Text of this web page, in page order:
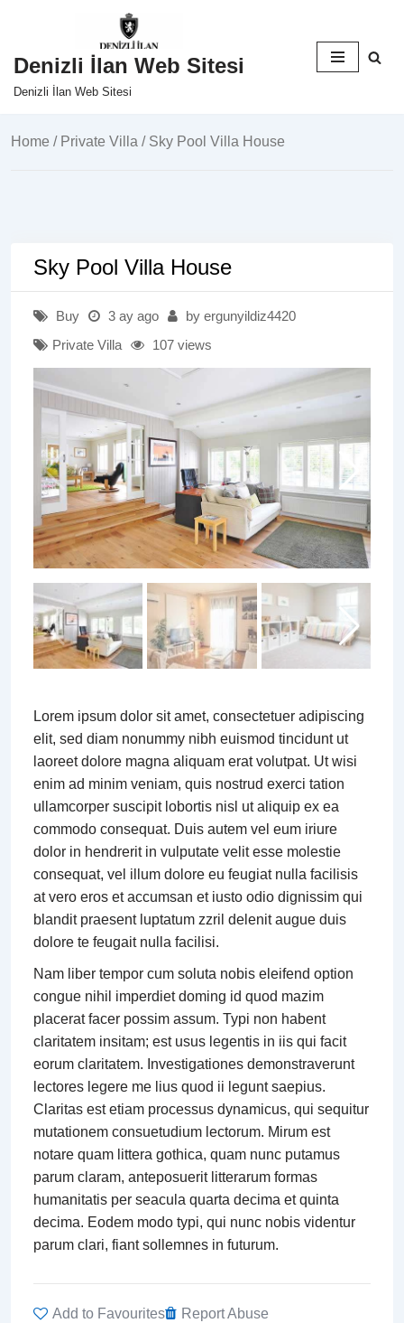
geç
Denizli İlan Web Sitesi
Denizli İlan Web Sitesi
Home / Private Villa / Sky Pool Villa House
Sky Pool Villa House
Buy 3 ay ago
by ergunyildiz4420
Private Villa
107 views
Lorem ipsum dolor sit amet, consectetuer adipiscing
elit, sed diam nonummy nibh euismod tincidunt ut
laoreet dolore magna aliquam erat volutpat. Ut wisi
enim ad minim veniam, quis nostrud exerci tation
ullamcorper suscipit lobortis nisl ut aliquip ex ea
commodo consequat. Duis autem vel eum iriure
dolor in hendrerit in vulputate velit esse molestie
consequat, vel illum dolore eu feugiat nulla facilisis
at vero eros et accumsan et iusto odio dignissim qui
blandit praesent luptatum zzril delenit augue duis
dolore te feugait nulla facilisi.
Nam liber tempor cum soluta nobis eleifend option
congue nihil imperdiet doming id quod mazim
placerat facer possim assum. Typi non habent
claritatem insitam; est usus legentis in iis qui facit
eorum claritatem. Investigationes demonstraverunt
lectores legere me lius quod ii legunt saepius.
Claritas est etiam processus dynamicus, qui sequitur
mutationem consuetudium lectorum. Mirum est
notare quam littera gothica, quam nunc putamus
parum claram, anteposuerit litterarum formas
humanitatis per seacula quarta decima et quinta
decima. Eodem modo typi, qui nunc nobis videntur
parum clari, fiant sollemnes in futurum.
Add to Favourites Report Abuse